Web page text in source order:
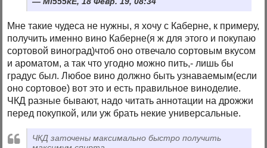
Мне такие чудеса не нужны, я хочу с Каберне, к примеру,
получить именно вино Каберне(я ж для этого и покупаю
сортовой виноград)чтоб оно отвечало сортовым вкусом
и ароматом, а так что угодно можно пить,- лишь бы
градус был. Любое вино должно быть узнаваемым(если
оно сортовое) вот это и есть правильное виноделие.
ЧКД разные бывают, надо читать аннотации на дрожжи
перед покупкой, или уж брать некие универсальные.
ЧКД заточены максимально быстро получить